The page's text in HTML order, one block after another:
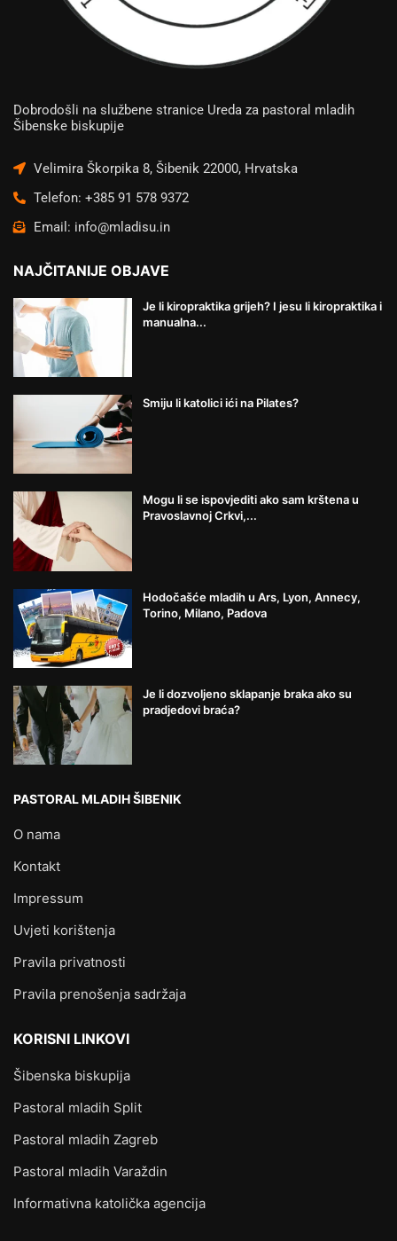
Dobrodošli na službene stranice Ureda za pastoral mladih
Šibenske biskupije
Velimira Škorpika 8, Šibenik 22000, Hrvatska
Telefon: +385 91 578 9372
Email: info@mladisu.in
NAJČITANIJE OBJAVE
Je li kiropraktika grijeh? I jesu li kiropraktika i
manualna...
Smiju li katolici ići na Pilates?
Mogu li se ispovjediti ako sam krštena u
Pravoslavnoj Crkvi,...
Hodočašće mladih u Ars, Lyon, Annecy,
Torino, Milano, Padova
Je li dozvoljeno sklapanje braka ako su
pradjedovi braća?
PASTORAL MLADIH ŠIBENIK
O nama
Kontakt
Impressum
Uvjeti korištenja
Pravila privatnosti
Pravila prenošenja sadržaja
KORISNI LINKOVI
Šibenska biskupija
Pastoral mladih Split
Pastoral mladih Zagreb
Pastoral mladih Varaždin
Informativna katolička agencija